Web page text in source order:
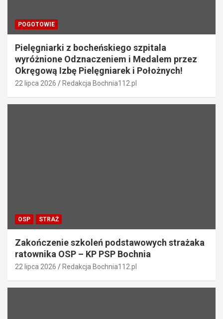
POGOTOWIE
Pielęgniarki z bocheńskiego szpitala
wyróżnione Odznaczeniem i Medalem przez
Okręgową Izbę Pielęgniarek i Położnych!
22 lipca 2026 Redakcja Bochnia112.pl
OSP STRAŻ
Zakończenie szkoleń podstawowych strażaka
ratownika OSP – KP PSP Bochnia
22 lipca 2026 Redakcja Bochnia112.pl